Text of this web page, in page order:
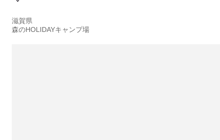
滋賀県
森のHOLIDAYキャンプ場